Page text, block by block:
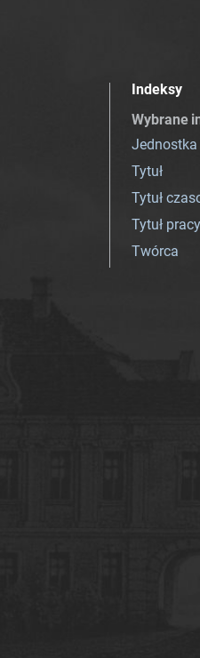
Indeksy
Wybrane
Tytuł
Tytuł
Tytuł
Twórca